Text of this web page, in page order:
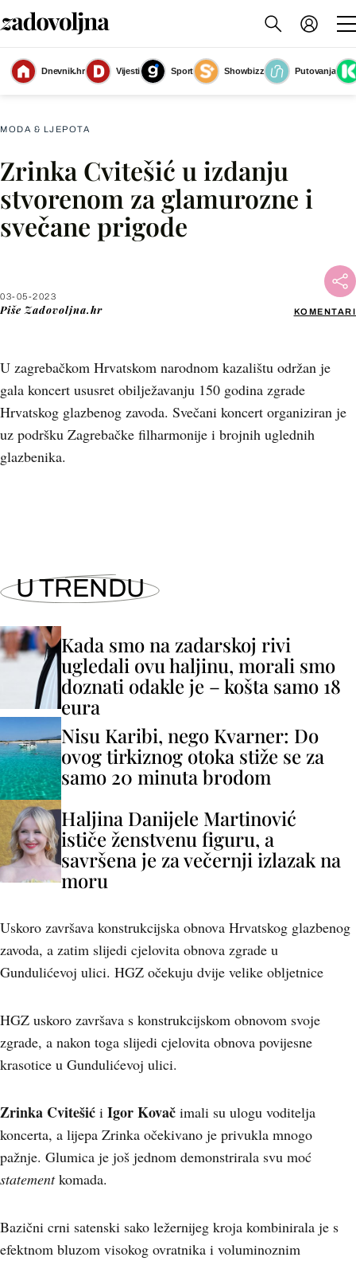
Dnevnik.hr Vijesti Sport Showbizz
Putovanja
Slika nije dostupna
MODA & LJEPOTA
Zrinka Cvitešić u izdanju
stvorenom za glamurozne i
svečane prigode
03-05-2023
Piše Zadovoljna.hr KOMENTARI
U zagrebačkom Hrvatskom narodnom kazalištu održan je
gala koncert ususret obilježavanju 150 godina zgrade
Hrvatskog glazbenog zavoda. Svečani koncert organiziran je
uz podršku Zagrebačke filharmonije i brojnih uglednih
glazbenika.
Facebook
X
U TRENDU
Kada smo na zadarskoj rivi
ugledali ovu haljinu, morali smo
doznati odakle je – košta samo 18
eura
Nisu Karibi, nego Kvarner: Do
ovog tirkiznog otoka stiže se za
samo 20 minuta brodom
Haljina Danijele Martinović
ističe ženstvenu figuru, a
savršena je za večernji izlazak na
moru
Uskoro završava konstrukcijska obnova Hrvatskog glazbenog
zavoda, a zatim slijedi cjelovita obnova zgrade u
Gundulićevoj ulici. HGZ očekuju dvije velike obljetnice
HGZ uskoro završava s konstrukcijskom obnovom svoje
zgrade, a nakon toga slijedi cjelovita obnova povijesne
krasotice u Gundulićevoj ulici.
Zrinka Cvitešić i Igor Kovač imali su ulogu voditelja
koncerta, a lijepa Zrinka očekivano je privukla mnogo
pažnje. Glumica je još jednom demonstrirala svu moć
statementkomada.
Bazični crni satenski sako ležernijeg kroja kombinirala je s
efektnom bluzom visokog ovratnika i voluminoznim